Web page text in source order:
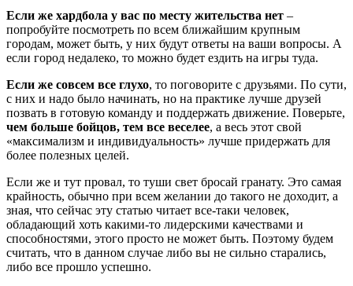
Если же хардбола у вас по месту жительства нет –
попробуйте посмотреть по всем ближайшим крупным
городам, может быть, у них будут ответы на ваши вопросы. А
если город недалеко, то можно будет ездить на игры туда.
Если же совсем все глухо, то поговорите с друзьями. По сути,
с них и надо было начинать, но на практике лучше друзей
позвать в готовую команду и поддержать движение. Поверьте,
чем больше бойцов, тем все веселее, а весь этот свой
«максимализм и индивидуальность» лучше придержать для
более полезных целей.
Если же и тут провал, то туши свет бросай гранату. Это самая
крайность, обычно при всем желании до такого не доходит, а
зная, что сейчас эту статью читает все-таки человек,
обладающий хоть какими-то лидерскими качествами и
способностями, этого просто не может быть. Поэтому будем
считать, что в данном случае либо вы не сильно старались,
либо все прошло успешно.